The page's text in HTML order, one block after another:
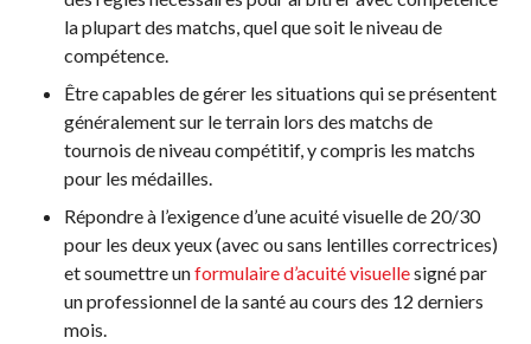
la plupart des matchs, quel que soit le niveau de
compétence.
Être capables de gérer les situations qui se présentent
généralement sur le terrain lors des matchs de
tournois de niveau compétitif, y compris les matchs
pour les médailles.
Répondre à l’exigence d’une acuité visuelle de 20/30
pour les deux yeux (avec ou sans lentilles correctrices)
et soumettre unformulaire d’acuité visuellesigné par
un professionnel de la santé au cours des 12 derniers
mois.